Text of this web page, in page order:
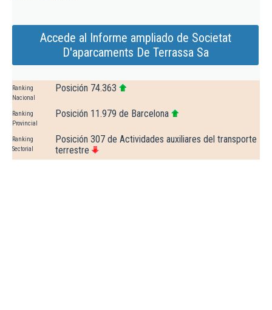
Accede al Informe ampliado de Societat
D'aparcaments De Terrassa Sa
Ranking
Nacional
Posición 74.363
Ranking
Provincial
Posición 11.979 de Barcelona
Ranking
Sectorial
Posición 307 de Actividades auxiliares del transporte
terrestre